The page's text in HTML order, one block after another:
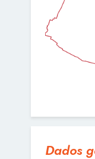
Dados